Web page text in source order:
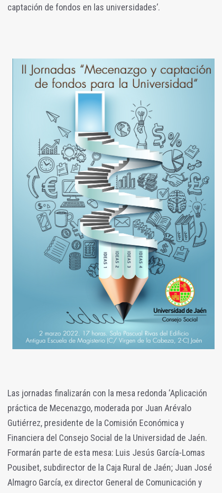
captación de fondos en las universidades’.
Las jornadas finalizarán con la mesa redonda ‘Aplicación
práctica de Mecenazgo, moderada por Juan Arévalo
Gutiérrez, presidente de la Comisión Económica y
Financiera del Consejo Social de la Universidad de Jaén.
Formarán parte de esta mesa: Luis Jesús García-Lomas
Pousibet, subdirector de la Caja Rural de Jaén; Juan José
Almagro García, ex director General de Comunicación y